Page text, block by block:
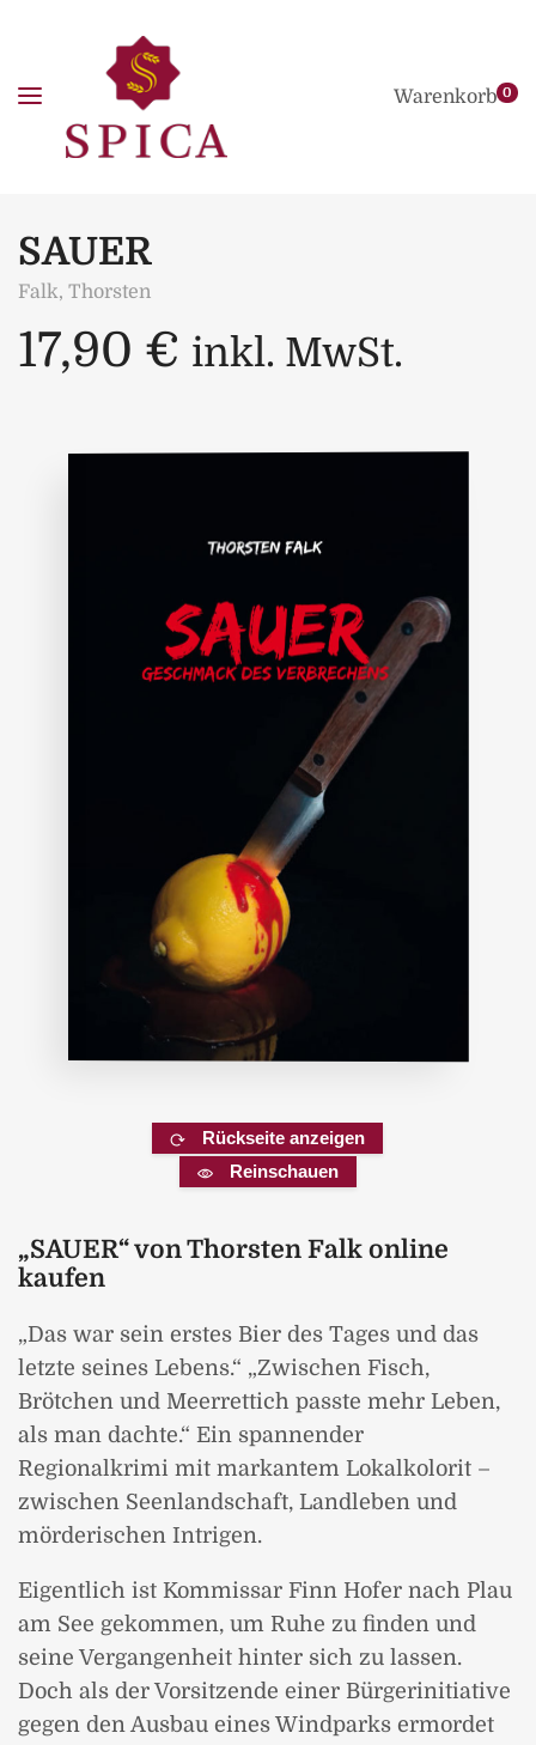
Warenkorb0
SAUER
Falk, Thorsten
17,90 € inkl. MwSt.
Rückseite anzeigen
Reinschauen
„SAUER“ von Thorsten Falk online
kaufen
„Das war sein erstes Bier des Tages und das
letzte seines Lebens.“ „Zwischen Fisch,
Brötchen und Meerrettich passte mehr Leben,
als man dachte.“ Ein spannender
Regionalkrimi mit markantem Lokalkolorit –
zwischen Seenlandschaft, Landleben und
mörderischen Intrigen.
Eigentlich ist Kommissar Finn Hofer nach Plau
am See gekommen, um Ruhe zu finden und
seine Vergangenheit hinter sich zu lassen.
Doch als der Vorsitzende einer Bürgerinitiative
gegen den Ausbau eines Windparks ermordet